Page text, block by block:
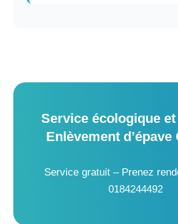
Service écologique
Enlèvement d’épave
Service gratuit – Prenez
0184244492